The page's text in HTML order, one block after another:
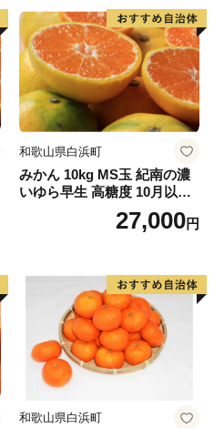
和歌山県白浜町
みかん 10kg MS玉 紀南の濃
いゆら早生 高糖度 10月以降
発送 マルチ被覆栽培27,000円
和歌山県白浜町